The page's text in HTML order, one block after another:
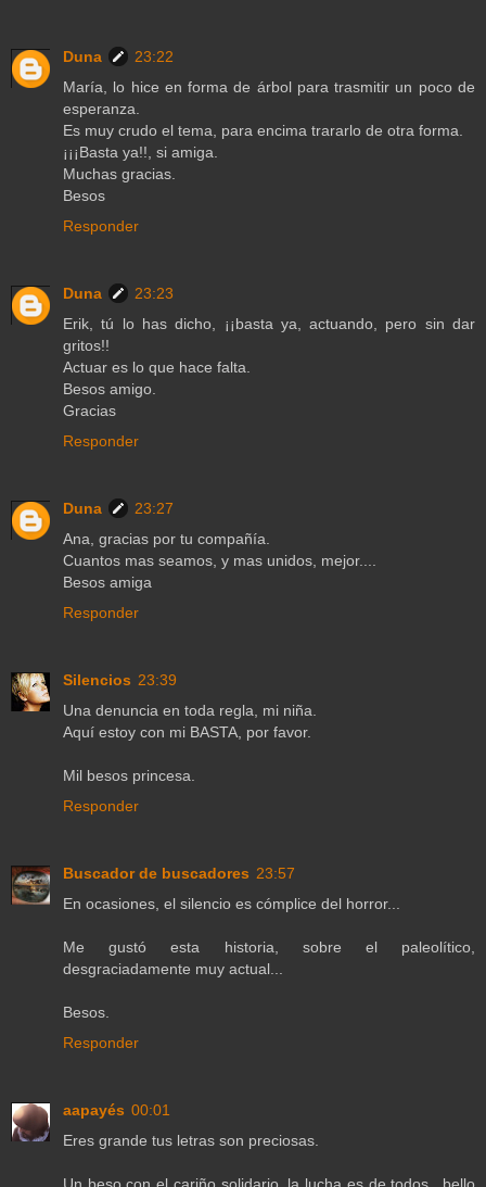
Duna
23:22
María, lo hice en forma de árbol para trasmitir un poco de
esperanza.
Es muy crudo el tema, para encima trararlo de otra forma.
¡¡¡Basta ya!!, si amiga.
Muchas gracias.
Besos
Responder
Duna
23:23
Erik, tú lo has dicho, ¡¡basta ya, actuando, pero sin dar
gritos!!
Actuar es lo que hace falta.
Besos amigo.
Gracias
Responder
Duna
23:27
Ana, gracias por tu compañía.
Cuantos mas seamos, y mas unidos, mejor....
Besos amiga
Responder
Silencios 23:39
Una denuncia en toda regla, mi niña.
Aquí estoy con mi BASTA, por favor.
Mil besos princesa.
Responder
Buscador de buscadores 23:57
En ocasiones, el silencio es cómplice del horror...
Me gustó esta historia, sobre el paleolítico,
desgraciadamente muy actual...
Besos.
Responder
aapayés 00:01
Eres grande tus letras son preciosas.